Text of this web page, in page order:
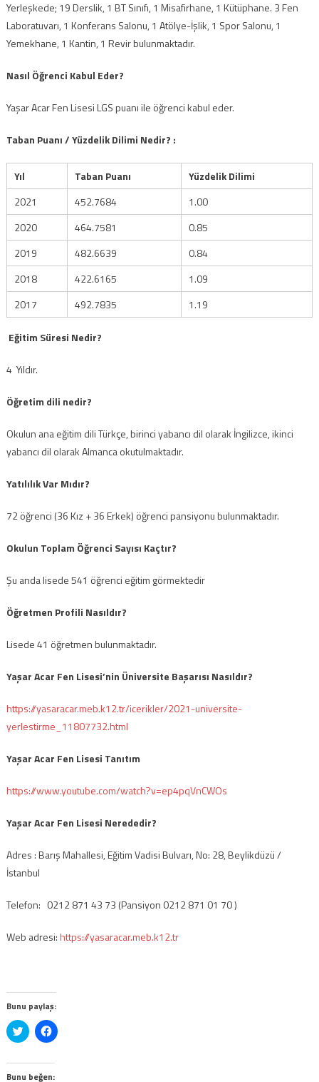
Yerleşkede; 19 Derslik, 1 BT Sınıfı, 1 Misafirhane, 1 Kütüphane. 3 Fen
Laboratuvarı, 1 Konferans Salonu, 1 Atölye-İşlik, 1 Spor Salonu, 1
Yemekhane, 1 Kantin, 1 Revir bulunmaktadır.
Nasıl Öğrenci Kabul Eder?
Yaşar Acar Fen Lisesi LGS puanı ile öğrenci kabul eder.
Taban Puanı / Yüzdelik Dilimi Nedir? :
Yıl Taban Puanı
Yüzdelik Dilimi
2021
452.7684
1.00
2020
464.7581
0.85
2019
482.6639
0.84
2018
422.6165
1.09
2017
492.7835 1.19
Eğitim Süresi Nedir?
4 Yıldır.
Öğretim dili nedir?
Okulun ana eğitim dili Türkçe, birinci yabancı dil olarak İngilizce, ikinci
yabancı dil olarak Almanca okutulmaktadır.
Yatılılık Var Mıdır?
72 öğrenci (36 Kız + 36 Erkek) öğrenci pansiyonu bulunmaktadır.
Okulun Toplam Öğrenci Sayısı Kaçtır?
Şu anda lisede 541 öğrenci eğitim görmektedir
Öğretmen Profili Nasıldır?
Lisede 41 öğretmen bulunmaktadır.
Yaşar Acar Fen Lisesi’nin Üniversite Başarısı Nasıldır?
https://yasaracar.meb.k12.tr/icerikler/2021-universite-
yerlestirme_11807732.html
Yaşar Acar Fen Lisesi Tanıtım
https://www.youtube.com/watch?v=ep4pqVnCWOs
Yaşar Acar Fen Lisesi Nerededir?
Adres : Barış Mahallesi, Eğitim Vadisi Bulvarı, No: 28, Beylikdüzü /
İstanbul
Telefon: 0212 871 43 73 (Pansiyon 0212 871 01 70 )
Web adresi:https://yasaracar.meb.k12.tr
Bunu paylaş:
Twitter
üzerinde
tıklayın
(Yeni
Facebook'ta
paylaşmak
(Yeni
pencerede
Bunu beğen: